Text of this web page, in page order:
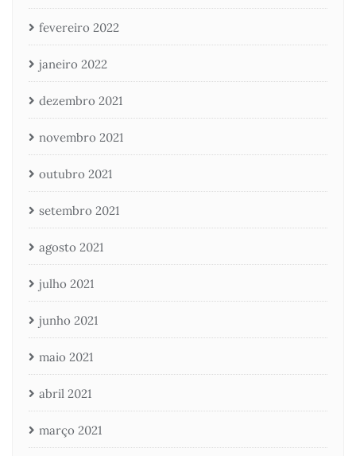
fevereiro 2022
janeiro 2022
dezembro 2021
novembro 2021
outubro 2021
setembro 2021
agosto 2021
julho 2021
junho 2021
maio 2021
abril 2021
março 2021